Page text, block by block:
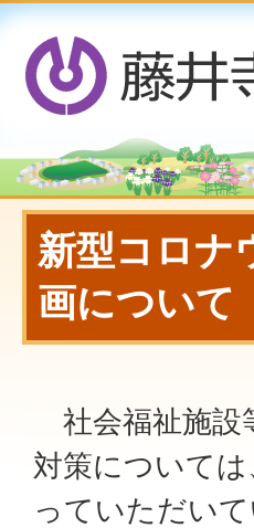
新型コロナ
画について
社会福祉施設
対策について
っていただい